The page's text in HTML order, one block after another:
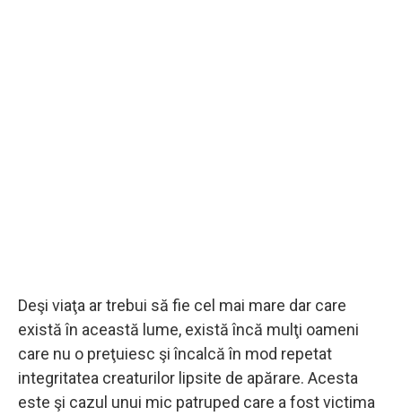
Deşi viaţa ar trebui să fie cel mai mare dar care
există în această lume, există încă mulţi oameni
care nu o preţuiesc şi încalcă în mod repetat
integritatea creaturilor lipsite de apărare. Acesta
este şi cazul unui mic patruped care a fost victima